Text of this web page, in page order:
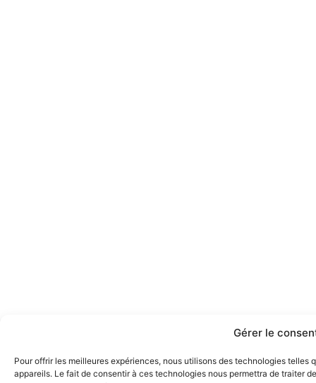
Gérer le
Pour offrir les meilleures expériences, nous utilisons des technologies
appareils. Le fait de consentir à ces technologies nous permettra de traiter